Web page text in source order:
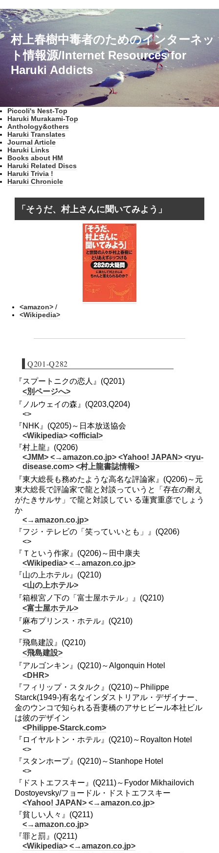
村上春樹中毒者のためのインターネッ
ト情報源/Internet Resources for
Haruki Addicts
Piccoli's Nest-Top
Haruki Murakami-Top
Anthology&others
Haruki Translates
Journal Article
Haruki Links
Books about HM
Haruki Related Discs
Haruki Trivia !
Haruki Chronicle
「そうだ、村上さんに聞いてみよう」
<amazon> /
<Wikipedia>
Q201-Q282
『スプートニクの恋人』(Q201)
<別ページへ>
『ノルウェイの森』(Q203,Q204)
<>
『NHK』(Q205)～日本放送協会
<Wikipedia> <official>
『村上龍』(Q206)
<JMM> <→amazon.co.jp> <Yahoo! JAPAN> <ryu-
disease.com> <村上龍書誌情報>
『東大総長も務めたような高名な評論家』(Q206)～元
東大総長で評論家で龍と対談っていうと「存在の耐え
がたきサルサ」で龍と対談してい る蓮實重彦でしょう
か
<→amazon.co.jp>
『フジ・テレビの「笑っていいとも」』(Q206)
<>
『Ｔという作家』(Q206)～田中康夫
<Wikipedia> <→amazon.co.jp>
『山の上ホテル』(Q210)
<山の上ホテル>
『箱根宮ノ下の「富士屋ホテル」』(Q210)
<富士屋ホテル>
『麻布プリンス・ホテル』(Q210)
<>
『飛島建設』(Q210)
<飛島建設>
『アルゴンキン』(Q210)～Algonquin Hotel
<DHR>
『フィリップ・スタルク』(Q210)～Philippe
Starck(1949-)有名なインダストリアル・デザイナー、
金のウンコで知られる吾妻橋のアサヒビール本社ビル
は彼のデザイン
<Philippe-Starck.com>
『ロイヤルトン・ホテル』(Q210)～Royalton Hotel
<>
『スタンホープ』(Q210)～Stanhope Hotel
<>
『ドストエフスキー』(Q211)～Fyodor Mikhailovich
Dostoyevsky/フョードル・ドストエフスキー
<Yahoo! JAPAN> <→amazon.co.jp>
『貧しい人々』(Q211)
<→amazon.co.jp>
『罪と罰』(Q211)
<Wikipedia> <→amazon.co.jp>